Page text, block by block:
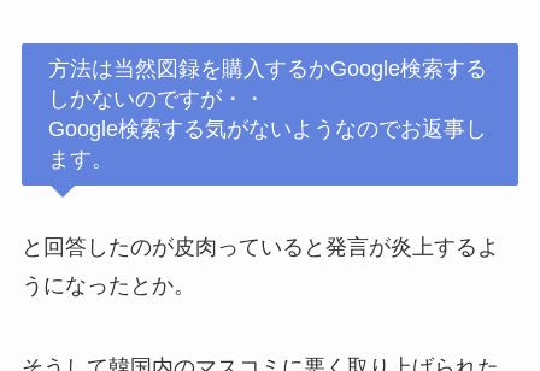
方法は当然図録を購入するかGoogle検索する
しかないのですが・・
Google検索する気がないようなのでお返事し
ます。
と回答したのが皮肉っていると発言が炎上するよ
うになったとか。